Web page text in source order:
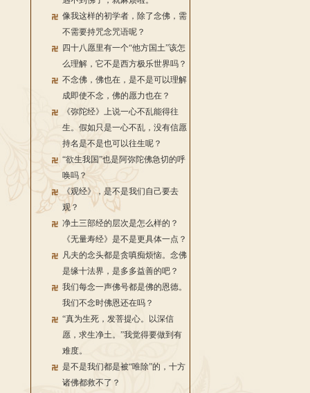
像我这样的初学者，除了念佛，需
不需要持咒念咒语呢？
四十八愿里有一个“他方国土”该怎
么理解，它不是西方极乐世界吗？
不念佛，佛也在，是不是可以理解
成即使不念，佛的愿力也在？
《弥陀经》上说一心不乱能得往
生。假如只是一心不乱，没有信愿
持名是不是也可以往生呢？
“欲生我国”也是阿弥陀佛急切的呼
唤吗？
《观经》，是不是我们自己要去
观？
净土三部经的层次是怎么样的？
《无量寿经》是不是更具体一点？
凡夫的念头都是贪嗔痴烦恼。念佛
是缘十法界，是多多益善的吧？
我们每念一声佛号都是佛的恩德。
我们不念时佛恩还在吗？
“真为生死，发菩提心。以深信
愿，求生净土。”我觉得要做到有
难度。
是不是我们都是被“唯除”的，十方
诸佛都救不了？